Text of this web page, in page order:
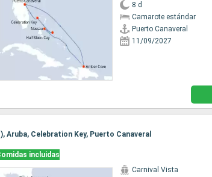
8 d
Camarote estándar
Puerto Canaveral
11/09/2027
Aruba, Celebration Key, Puerto Canaveral
incluidas
Carnival Vista